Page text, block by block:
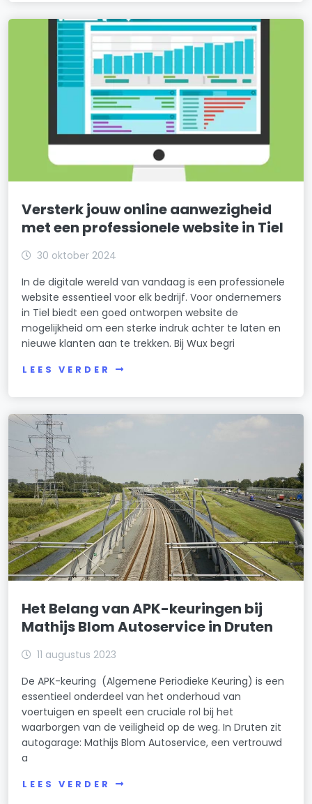
Versterk jouw online aanwezigheid
met een professionele website in Tiel
30 oktober 2024
In de digitale wereld van vandaag is een professionele
website essentieel voor elk bedrijf. Voor ondernemers
in Tiel biedt een goed ontworpen website de
mogelijkheid om een sterke indruk achter te laten en
nieuwe klanten aan te trekken. Bij Wux begri
LEES VERDER
Het Belang van APK-keuringen bij
Mathijs Blom Autoservice in Druten
11 augustus 2023
De APK-keuring (Algemene Periodieke Keuring) is een
essentieel onderdeel van het onderhoud van
voertuigen en speelt een cruciale rol bij het
waarborgen van de veiligheid op de weg. In Druten zit
autogarage: Mathijs Blom Autoservice, een vertrouwd
a
LEES VERDER